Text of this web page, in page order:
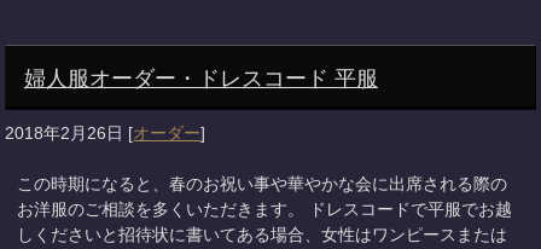
婦人服オーダー・ドレスコード 平服
2018年2月26日 [オーダー]
この時期になると、春のお祝い事や華やかな会に出席される際の
お洋服のご相談を多くいただきます。 ドレスコードで平服でお越
しくださいと招待状に書いてある場合、女性はワンピースまたは